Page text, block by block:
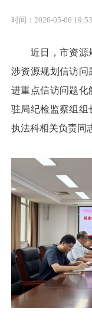
时间：2026-05-06 19:53
近日，市资源规
涉资源规划信访问
进重点信访问题化
驻局纪检监察组组
执法科相关负责同